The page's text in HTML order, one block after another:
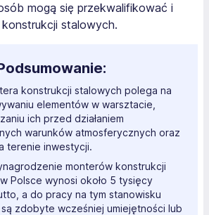
mogą się przekwalifikować i
stalowych.
konstrukcji stalowych polega na
elementów w warsztacie,
ich przed działaniem
warunków atmosferycznych oraz
terenie inwestycji.
monterów konstrukcji
Polsce wynosi około 5 tysięcy
a do pracy na tym stanowisku
zdobyte wcześniej umiejętności lub